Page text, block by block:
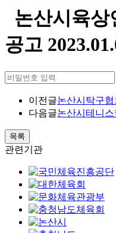
논산시육상
공고
이전글논산시탁구
다음글논산시테니
목록
관련기관